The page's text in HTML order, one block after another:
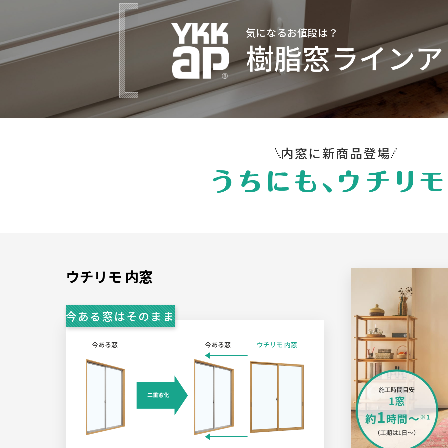
気になるお値段は？
樹脂窓ライン
内窓に新商品登場
ウチリモ 内窓
今ある窓はそのまま